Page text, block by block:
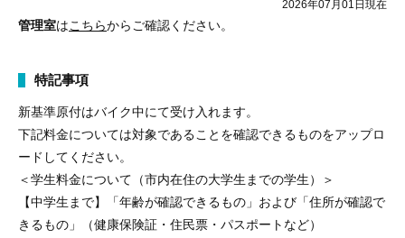
2026年07月01日現在
管理室はこちらからご確認ください。
特記事項
新基準原付はバイク中にて受け入れます。
下記料金については対象であることを確認できるものをアップロ
ードしてください。
＜学生料金について（市内在住の大学生までの学生）＞
【中学生まで】「年齢が確認できるもの」および「住所が確認で
きるもの」（健康保険証・住民票・パスポートなど）